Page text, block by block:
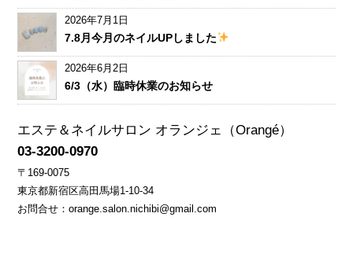
2026年7月1日
7.8月今月のネイルUPしました
2026年6月2日
6/3（水）臨時休業のお知らせ
エステ＆ネイルサロン オランジェ（Orangé）
03-3200-0970
〒169-0075
東京都新宿区高田馬場1-10-34
お問合せ： orange.salon.nichibi@gmail.com